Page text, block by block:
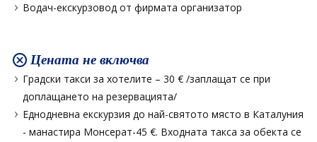
Водач-екскурзовод от фирмата организатор
Цената не включва
Градски такси за хотелите – 30 € /заплащат се при
доплащането на резервацията/
Еднодневна екскурзия до най-святото място в Каталуния
- манастира Монсерат-45 €. Входната такса за обекта се